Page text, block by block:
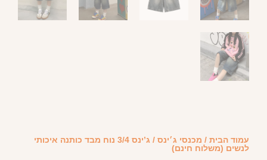
עמוד הבית / מכנסי ג׳ינס
/ ג’ינס 3/4 נוח מבד כותנה איכותי
לנשים (משלוח חינם)